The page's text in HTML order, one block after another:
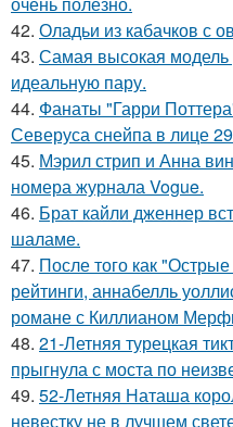
42. Оладьи из кабачков с
43. Самая высокая
идеальную пару.
44. Фанаты "Гарри
Северуса снейпа в лице
45. Мэрил стрип и Анна
номера журнала Vogue.
46. Брат кайли дженнер
шаламе.
47. После того как
рейтинги, аннабелль
романе с Киллианом
48. 21-Летняя турецкая
прыгнула с моста по
49. 52-Летняя Наташа
невестку не в лучшем